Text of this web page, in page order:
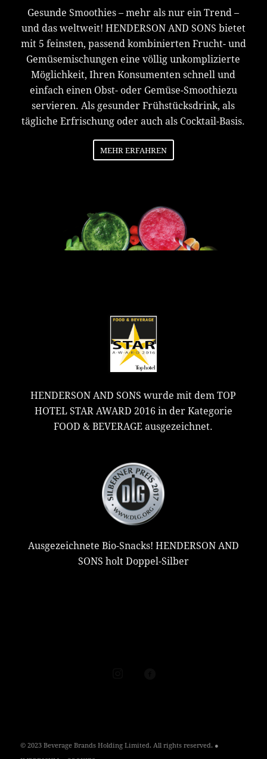
Gesunde Smoothies – mehr als nur ein Trend –
und das weltweit! HENDERSON AND SONS bietet
mit 5 feinsten, passend kombinierten Frucht- und
Gemüsemischungen eine völlig unkomplizierte
Möglichkeit, Ihren Konsumenten schnell und
einfach einen Obst- oder Gemüse-Smoothiezu
servieren. Als gesunder Frühstücksdrink, als
tägliche Erfrischung oder auch als Cocktail-Basis.
MEHR ERFAHREN
HENDERSON AND SONS wurde mit dem TOP
HOTEL STAR AWARD 2016 in der Kategorie
FOOD & BEVERAGE ausgezeichnet.
Ausgezeichnete Bio-Snacks! HENDERSON AND
SONS holt Doppel-Silber
© 2023 Beverage Brands Holding Limited. All rights reserved. ●